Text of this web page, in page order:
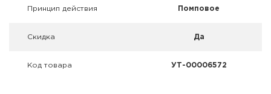
Принцип действия Помповое
Скидка Да
Код товара УТ-00006572